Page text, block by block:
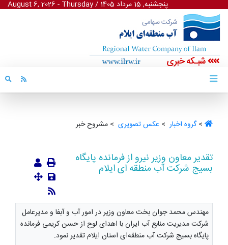
شبـکه خبری
پنجشنبه, 15 مرداد 1405 /
August 6, 2026 - Thursday
>گروه اخبار ‏ > عکس تصویری ‏ > مشروح خبر
تقدیر معاون وزیر نیرو از فرمانده پایگاه
بسیج شرکت آب منطقه ای ایلام
مهندس محمد جوان بخت معاون وزیر در امور آب و آبفا و مدیرعامل
شرکت مدیریت منابع آب ایران با اهدای لوح از حسن کریمی فرمانده
پایگاه بسیج شرکت آب منطقه‌ای استان ایلام تقدیر نمود.